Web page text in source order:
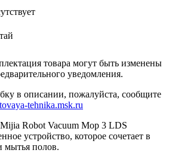
товара могут быть изменены
уведомления.
в описании, пожалуйста, сообщите
tehnika.msk.ru
Robot Vacuum Mop 3 LDS
устройство, которое сочетает в
мытья полов.